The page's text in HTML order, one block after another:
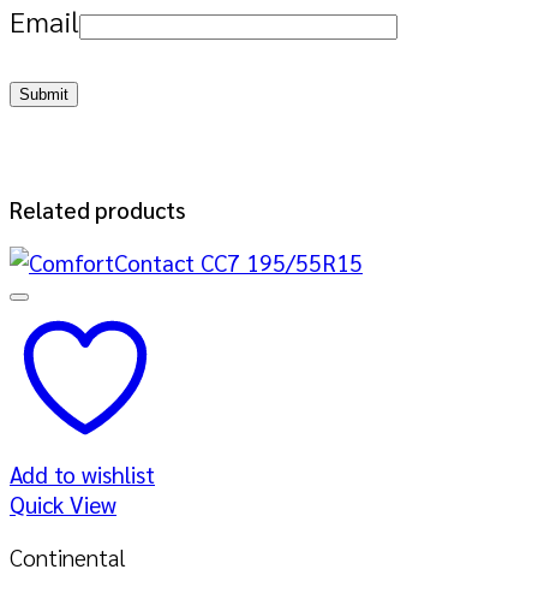
Email
Related products
Add to wishlist
Quick View
Continental